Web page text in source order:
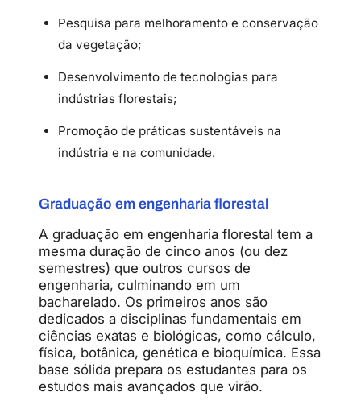
Pesquisa para melhoramento e conservação
da vegetação;
Desenvolvimento de tecnologias para
indústrias florestais;
Promoção de práticas sustentáveis na
indústria e na comunidade.
Graduação em engenharia florestal
A graduação em engenharia florestal tem a
mesma duração de cinco anos (ou dez
semestres) que outros cursos de
engenharia, culminando em um
bacharelado. Os primeiros anos são
dedicados a disciplinas fundamentais em
ciências exatas e biológicas, como cálculo,
física, botânica, genética e bioquímica. Essa
base sólida prepara os estudantes para os
estudos mais avançados que virão.